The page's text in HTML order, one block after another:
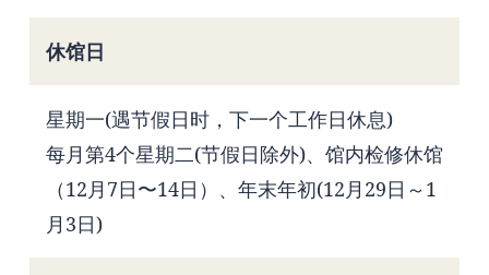
休馆日
星期一(遇节假日时，下一个工作日休息)
每月第4个星期二(节假日除外)、馆内检修休馆
（12月7日〜14日）、年末年初(12月29日～1
月3日)